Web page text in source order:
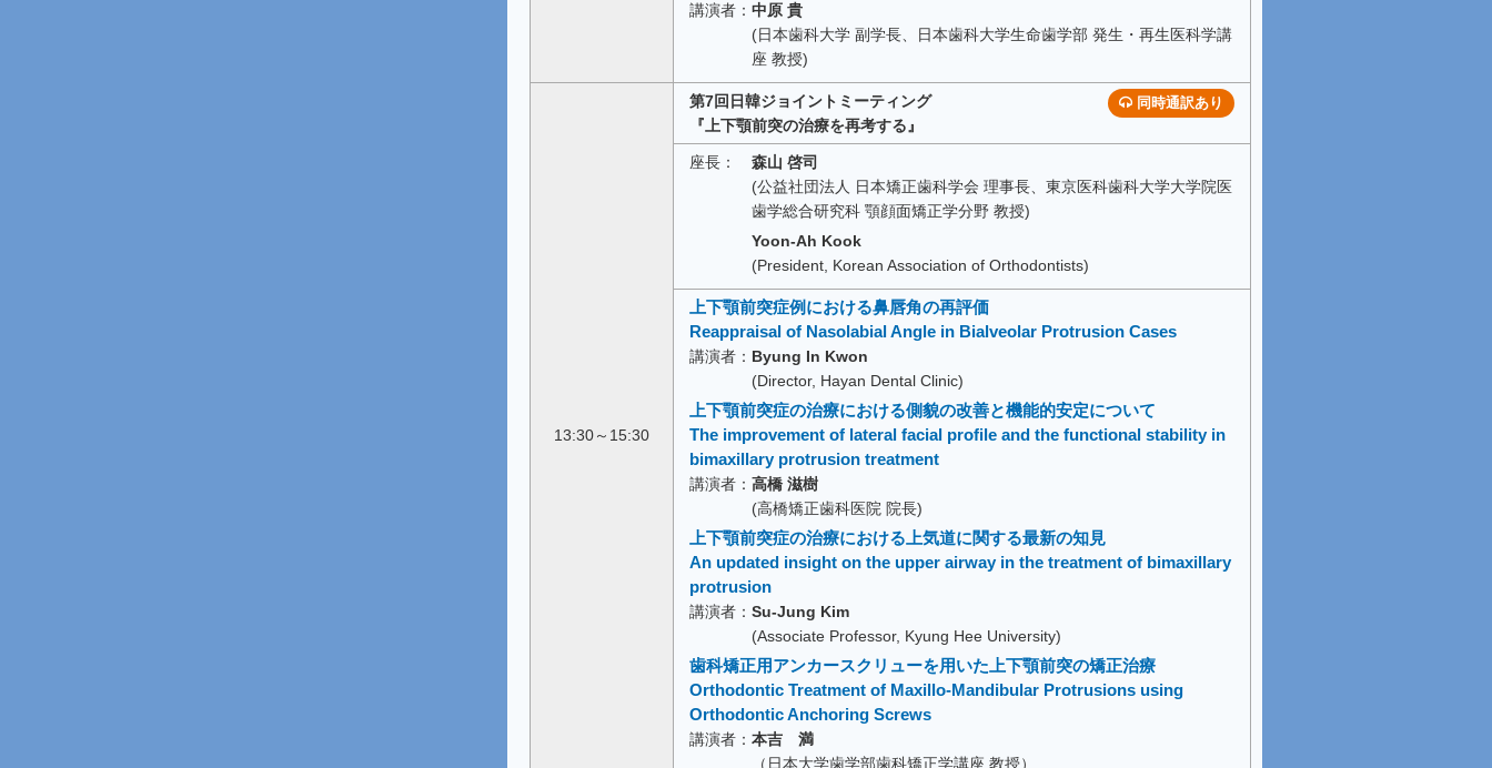
講演者： 中原 貴
(日本歯科大学 副学長、日本歯科大学生命歯学部 発生・再生医科学講
座 教授)
13:30～15:30
同時通訳あり
第7回日韓ジョイントミーティング
『上下顎前突の治療を再考する』
座長：
森山 啓司
(公益社団法人 日本矯正歯科学会 理事長、東京医科歯科大学大学院医
歯学総合研究科 顎顔面矯正学分野 教授)
Yoon-Ah Kook
(President, Korean Association of Orthodontists)
上下顎前突症例における鼻唇角の再評価
Reappraisal of Nasolabial Angle in Bialveolar Protrusion Cases
講演者： Byung In Kwon
(Director, Hayan Dental Clinic)
上下顎前突症の治療における側貌の改善と機能的安定について
The improvement of lateral facial profile and the functional stability in
bimaxillary protrusion treatment
講演者： 高橋 滋樹
(高橋矯正歯科医院 院長)
上下顎前突症の治療における上気道に関する最新の知見
An updated insight on the upper airway in the treatment of bimaxillary
protrusion
講演者： Su-Jung Kim
(Associate Professor, Kyung Hee University)
歯科矯正用アンカースクリューを用いた上下顎前突の矯正治療
Orthodontic Treatment of Maxillo-Mandibular Protrusions using
Orthodontic Anchoring Screws
講演者： 本吉 満
（日本大学歯学部歯科矯正学講座 教授）